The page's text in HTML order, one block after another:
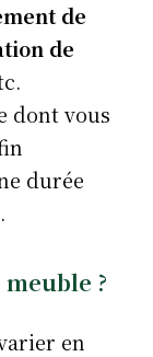
de
de
dont vous
durée
?
en